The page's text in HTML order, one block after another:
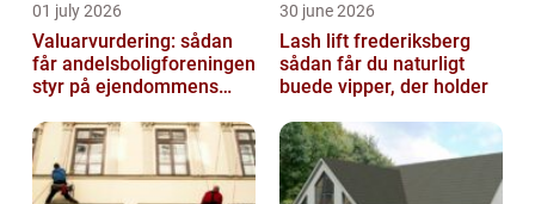
01 july 2026
Valuarvurdering: sådan
får andelsboligforeningen
styr på ejendommens
30 june 2026
Lash lift frederiksberg
sådan får du naturligt
buede vipper, der holder